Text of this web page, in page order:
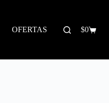
OFERTAS
Carrito
$0